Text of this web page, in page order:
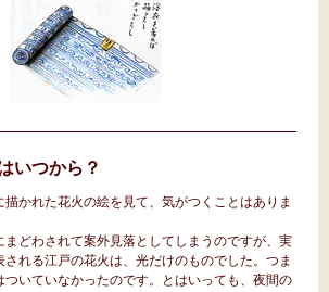
いつから？
かれた花火の絵を見て、気がつくことはありま
どわされて案外見落としてしまうのですが、実
れる江戸の花火は、光だけのものでした。つま
ついていなかったのです。とはいっても、夜間の